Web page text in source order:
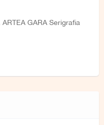
GARA Serigrafia